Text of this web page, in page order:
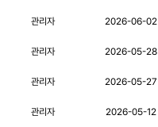
관리자 2026-06-02
관리자 2026-05-28
관리자 2026-05-27
관리자 2026-05-12